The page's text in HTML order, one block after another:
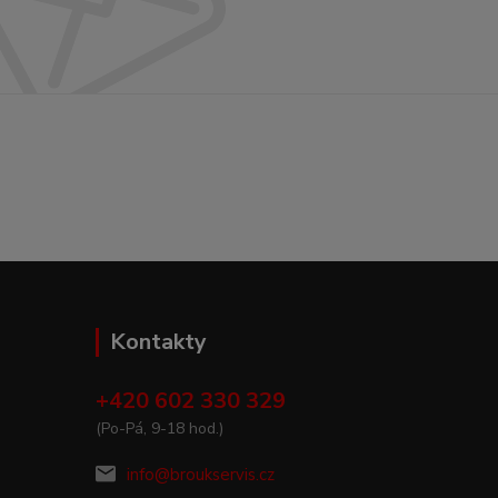
Kontakty
+420 602 330 329
(Po-Pá, 9-18 hod.)
info@broukservis.cz